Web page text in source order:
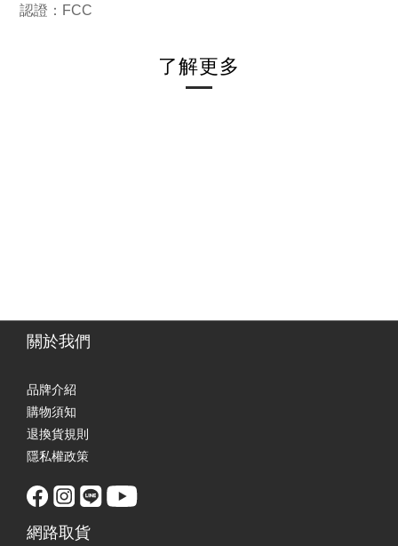
認證：FCC
了解更多
關於我們
品牌介紹
購物須知
退換貨規則
隱私權政策
網路取貨